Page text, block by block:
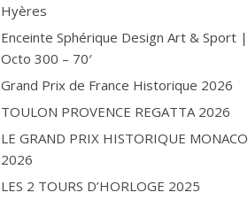
Hyères
Enceinte Sphérique Design Art & Sport |
Octo 300 – 70′
Grand Prix de France Historique 2026
TOULON PROVENCE REGATTA 2026
LE GRAND PRIX HISTORIQUE MONACO
2026
LES 2 TOURS D’HORLOGE 2025